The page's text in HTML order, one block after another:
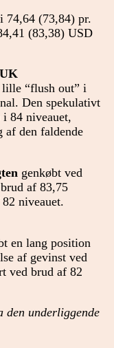
74,64 (73,84) pr.
(83,38) USD
UK
“flush out” i
Den spekulativt
84 niveauet,
af den faldende
genkøbt ved
af 83,75
niveauet.
en lang position
af gevinst ved
ved brud af 82
den underliggende